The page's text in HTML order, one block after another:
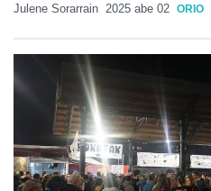
Julene Sorarrain 2025 abe 02 ORIO